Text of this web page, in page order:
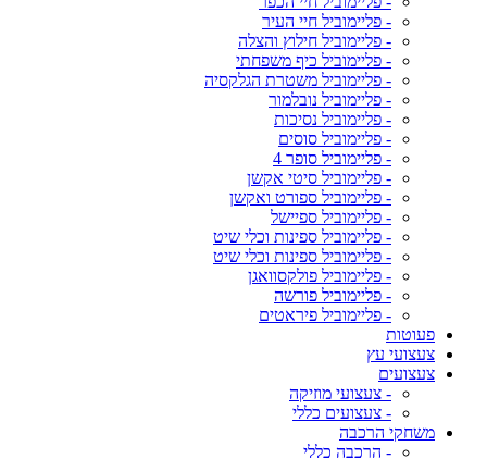
- פליימוביל חיי העיר
- פליימוביל חילוץ והצלה
- פליימוביל כיף משפחתי
- פליימוביל משטרת הגלקסיה
- פליימוביל נובלמור
- פליימוביל נסיכות
- פליימוביל סוסים
- פליימוביל סופר 4
- פליימוביל סיטי אקשן
- פליימוביל ספורט ואקשן
- פליימוביל ספיישל
- פליימוביל ספינות וכלי שיט
- פליימוביל ספינות וכלי שיט
- פליימוביל פולקסוואגן
- פליימוביל פורשה
- פליימוביל פיראטים
פעוטות
צעצועי עץ
צעצועים
- צעצועי מוזיקה
- צעצועים כללי
משחקי הרכבה
- הרכבה כללי